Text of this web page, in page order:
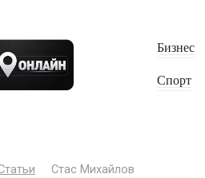
Бизнес
Спорт
Стас Михайлов